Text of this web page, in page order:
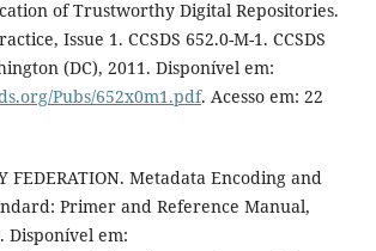
of Trustworthy Digital Repositories.
Issue 1. CCSDS 652.0-M-1. CCSDS
(DC), 2011. Disponível em:
Pubs/652x0m1.pdf. Acesso em: 22
FEDERATION. Metadata Encoding and
Primer and Reference Manual,
Disponível em: